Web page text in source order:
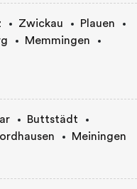
Zwickau
Plauen
Memmingen
Buttstädt
Meiningen